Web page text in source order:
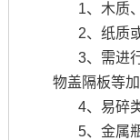
1、木质
2、纸质
3、需进
物盖隔板等加
4、易碎
5、金属